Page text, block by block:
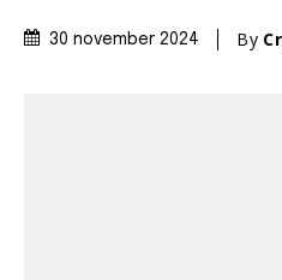
30 november 2024 By